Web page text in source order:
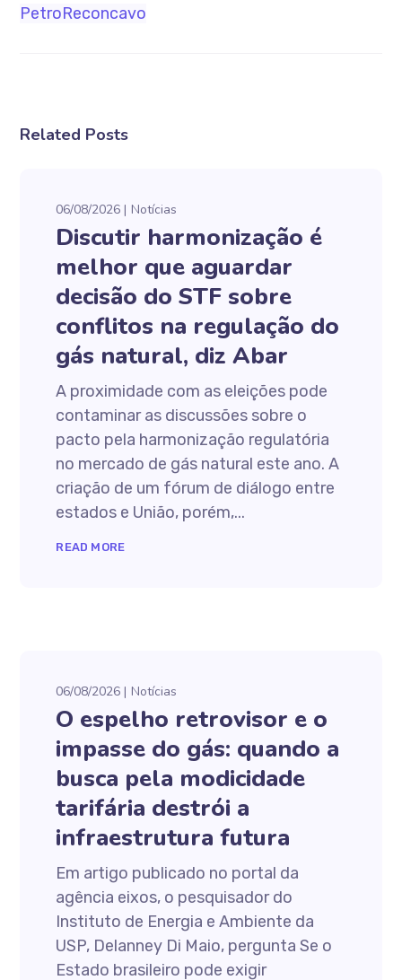
PetroReconcavo
Related Posts
06/08/2026 Notícias
Discutir harmonização é
melhor que aguardar
decisão do STF sobre
conflitos na regulação do
gás natural, diz Abar
A proximidade com as eleições pode
contaminar as discussões sobre o
pacto pela harmonização regulatória
no mercado de gás natural este ano. A
criação de um fórum de diálogo entre
estados e União, porém,...
READ MORE
06/08/2026 Notícias
O espelho retrovisor e o
impasse do gás: quando a
busca pela modicidade
tarifária destrói a
infraestrutura futura
Em artigo publicado no portal da
agência eixos, o pesquisador do
Instituto de Energia e Ambiente da
USP, Delanney Di Maio, pergunta Se o
Estado brasileiro pode exigir